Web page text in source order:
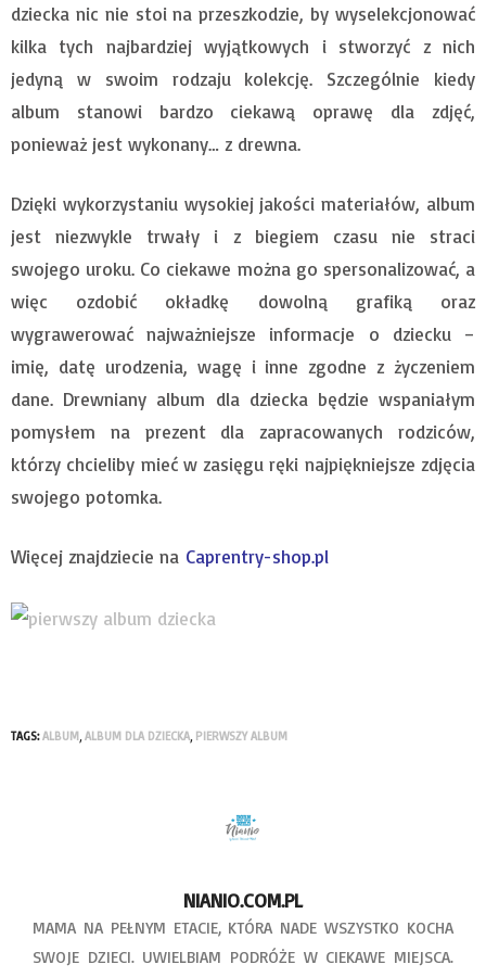
dziecka nic nie stoi na przeszkodzie, by wyselekcjonować
kilka tych najbardziej wyjątkowych i stworzyć z nich
jedyną w swoim rodzaju kolekcję. Szczególnie kiedy
album stanowi bardzo ciekawą oprawę dla zdjęć,
ponieważ jest wykonany… z drewna.
Dzięki wykorzystaniu wysokiej jakości materiałów, album
jest niezwykle trwały i z biegiem czasu nie straci
swojego uroku. Co ciekawe można go spersonalizować, a
więc ozdobić okładkę dowolną grafiką oraz
wygrawerować najważniejsze informacje o dziecku –
imię, datę urodzenia, wagę i inne zgodne z życzeniem
dane. Drewniany album dla dziecka będzie wspaniałym
pomysłem na prezent dla zapracowanych rodziców,
którzy chcieliby mieć w zasięgu ręki najpiękniejsze zdjęcia
swojego potomka.
Więcej znajdziecie na Caprentry-shop.pl
TAGS: ALBUM ALBUM DLA DZIECKA PIERWSZY ALBUM
NIANIO.COM.PL
MAMA NA PEŁNYM ETACIE, KTÓRA NADE WSZYSTKO KOCHA
SWOJE DZIECI. UWIELBIAM PODRÓŻE W CIEKAWE MIEJSCA.